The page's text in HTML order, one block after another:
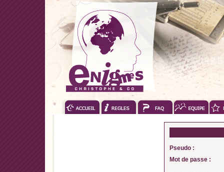
Pseudo :
Mot de passe :